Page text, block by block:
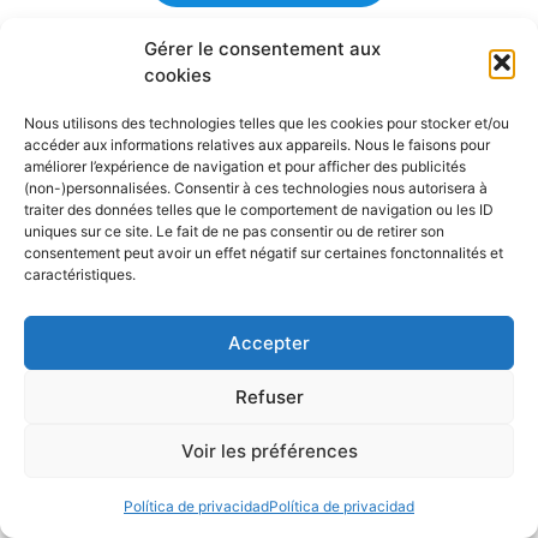
Gérer le consentement aux
cookies
Nous utilisons des technologies telles que les cookies pour stocker et/ou
accéder aux informations relatives aux appareils. Nous le faisons pour
améliorer l’expérience de navigation et pour afficher des publicités
(non-)personnalisées. Consentir à ces technologies nous autorisera à
traiter des données telles que le comportement de navigation ou les ID
uniques sur ce site. Le fait de ne pas consentir ou de retirer son
consentement peut avoir un effet négatif sur certaines fonctonnalités et
caractéristiques.
Accepter
Refuser
Voir les préférences
Política de privacidadPolítica de privacidad
Les derniers articles publiés
Detectores de peces, GPS,
NMEA… ¿Y si nos tomáramos
un descanso?
de libertad. Un paréntesis en el que el viento,
las olas y el horizonte dictan el ritmo. Sin